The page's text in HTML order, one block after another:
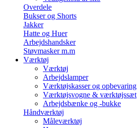
Overdele
Bukser og Shorts
Jakker
Hatte og Huer
Arbejdshandsker
Støvmasker m.m
Værktøj
Værktøj
Arbejdslamper
Værktøjskasser og opbevaring
Værktøjsvogne & værktøjssæt
Arbejdsbænke og -bukke
Håndværktøj
Måleværktøj